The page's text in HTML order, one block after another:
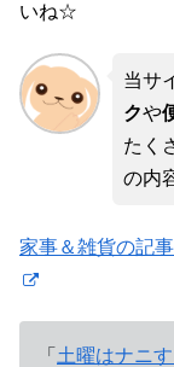
いね☆
当サ
クや
たく
の内
家事＆雑貨の記
「 土曜はナニ